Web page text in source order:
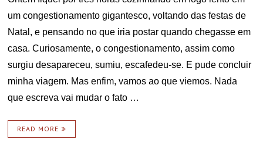
um congestionamento gigantesco, voltando das festas de
Natal, e pensando no que iria postar quando chegasse em
casa. Curiosamente, o congestionamento, assim como
surgiu desapareceu, sumiu, escafedeu-se. E pude concluir
minha viagem. Mas enfim, vamos ao que viemos. Nada
que escreva vai mudar o fato …
READ MORE